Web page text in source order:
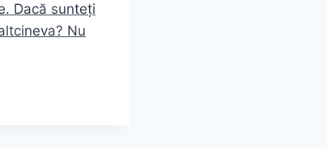
Dacă sunteți
Nu